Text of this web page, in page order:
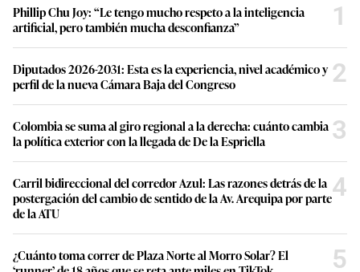
Phillip Chu Joy: “Le tengo mucho respeto a la inteligencia
artificial, pero también mucha desconfianza”
1
Diputados 2026-2031: Esta es la experiencia, nivel académico y
perfil de la nueva Cámara Baja del Congreso
2
Colombia se suma al giro regional a la derecha: cuánto cambia
la política exterior con la llegada de De la Espriella
3
Carril bidireccional del corredor Azul: Las razones detrás de la
postergación del cambio de sentido de la Av. Arequipa por parte
de la ATU
4
¿Cuánto toma correr de Plaza Norte al Morro Solar? El
5